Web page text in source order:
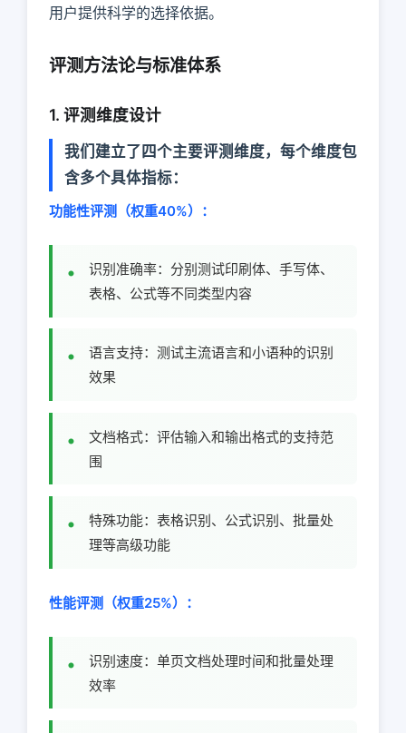
用户提供科学的选择依据。
评测方法论与标准体系
1. 评测维度设计
我们建立了四个主要评测维度，每个维度包
含多个具体指标：
功能性评测（权重40%）：
识别准确率：分别测试印刷体、手写体、
表格、公式等不同类型内容
语言支持：测试主流语言和小语种的识别
效果
文档格式：评估输入和输出格式的支持范
围
特殊功能：表格识别、公式识别、批量处
理等高级功能
性能评测（权重25%）：
识别速度：单页文档处理时间和批量处理
效率